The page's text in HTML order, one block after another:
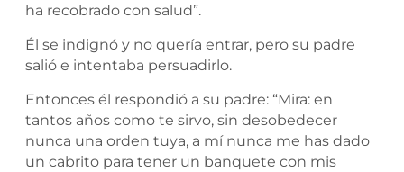
ha recobrado con salud”.
Él se indignó y no quería entrar, pero su padre
salió e intentaba persuadirlo.
Entonces él respondió a su padre: “Mira: en
tantos años como te sirvo, sin desobedecer
nunca una orden tuya, a mí nunca me has dado
un cabrito para tener un banquete con mis